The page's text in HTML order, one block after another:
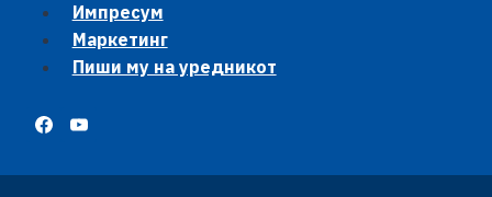
Импресум
Маркетинг
Пиши му на уредникот